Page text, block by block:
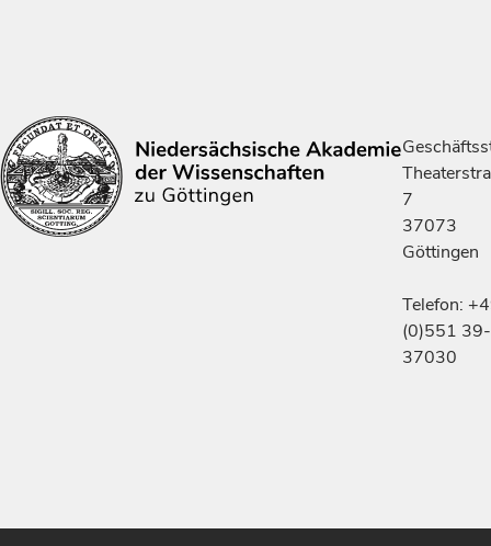
7
37073
Göttingen
Telefon:
(0)551 39-
37030